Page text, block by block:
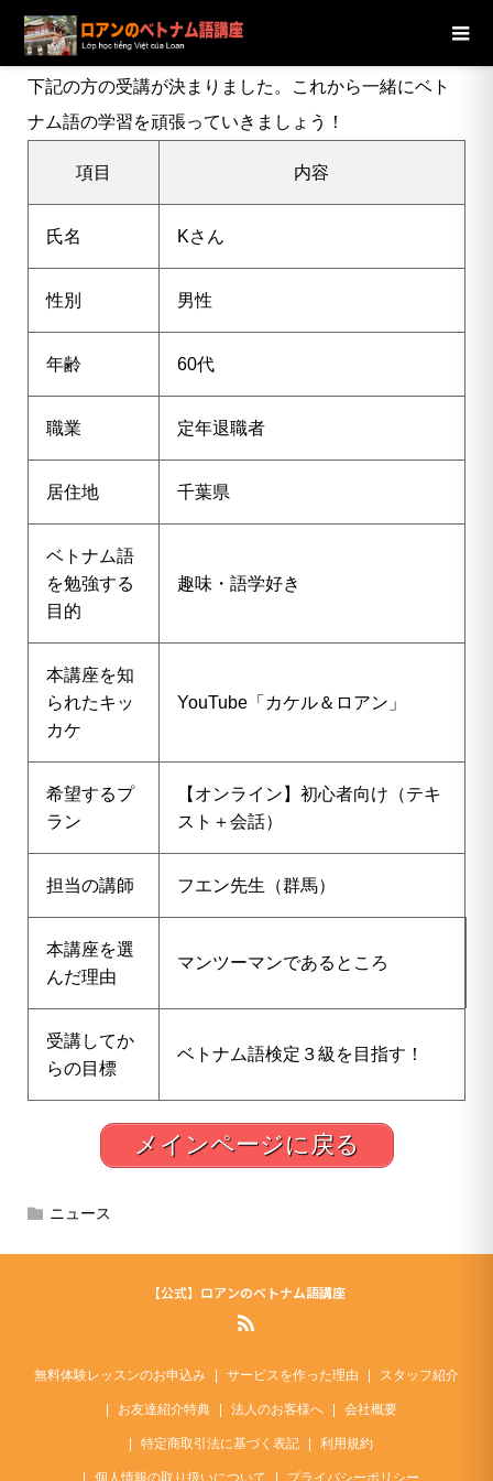
ブログ
ました
下記の方の受講が決まりました。これから一緒にベト
ナム語の学習を頑張っていきましょう！
項目 内容
氏名 Kさん
性別 男性
年齢 60代
職業 定年退職者
居住地 千葉県
ベトナム語
を勉強する
目的
趣味・語学好き
本講座を知
られたキッ
カケ
YouTube「カケル＆ロアン」
希望するプ
ラン
【オンライン】初心者向け（テキ
スト＋会話）
担当の講師 フエン先生（群馬）
本講座を選
んだ理由
マンツーマンであるところ
受講してか
らの目標
ベトナム語検定３級を目指す！
メインページに戻る
ニュース
【公式】ロアンのベトナム語講座
無料体験レッスンのお申込み サービスを作った理由 スタッフ紹介
お友達紹介特典 法人のお客様へ 会社概要
特定商取引法に基づく表記 利用規約
個人情報の取り扱いについて プライバシーポリシー